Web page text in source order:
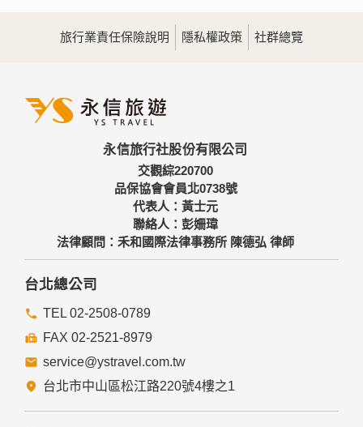
旅行業責任保險說明 隱私權政策 社群總覽
永信旅行社股份有限公司
交觀綜220700
品保協會會員北0738號
代表人：黃士元
聯絡人：彭姍瑋
法律顧問：禾和國際法律事務所 陳德弘 律師
台北總公司
TEL 02-2508-0789
FAX 02-2521-8979
service@ystravel.com.tw
台北市中山區松江路220號4樓之1